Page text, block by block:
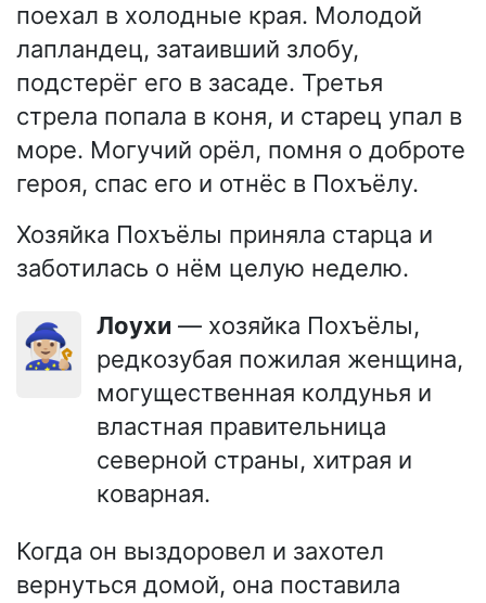
поехал в холодные края. Молодой
лапландец, затаивший злобу,
подстерёг его в засаде. Третья
стрела попала в коня, и старец упал в
море. Могучий орёл, помня о доброте
героя, спас его и отнёс в Похъёлу.
Хозяйка Похъёлы приняла старца и
заботилась о нём целую неделю.
🧙🏼‍♀️ Лоухи — хозяйка Похъёлы,
редкозубая пожилая женщина,
могущественная колдунья и
властная правительница
северной страны, хитрая и
коварная.
Когда он выздоровел и захотел
вернуться домой, она поставила